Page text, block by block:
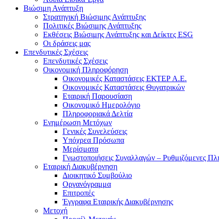
Βιώσιμη Ανάπτυξη
Στρατηγική Βιώσιμης Ανάπτυξης
Πολιτικές Βιώσιμης Ανάπτυξης
Εκθέσεις Βιώσιμης Ανάπτυξης και Δείκτες ESG
Οι δράσεις μας
Επενδυτικές Σχέσεις
Επενδυτικές Σχέσεις
Οικονομική Πληροφόρηση
Οικονομικές Καταστάσεις ΕΚΤΕΡ Α.Ε.
Οικονομικές Καταστάσεις Θυγατρικών
Εταιρική Παρουσίαση
Οικονομικό Ημερολόγιο
Πληροφοριακά Δελτία
Ενημέρωση Μετόχων
Γενικές Συνελεύσεις
Υπόχρεα Πρόσωπα
Μερίσματα
Γνωστοποιήσεις Συναλλαγών – Ρυθμιζόμενες
Εταιρική Διακυβέρνηση
Διοικητικό Συμβούλιο
Οργανόγραμμα
Επιτροπές
Έγγραφα Εταιρικής Διακυβέρνησης
Μετοχή